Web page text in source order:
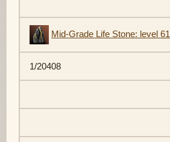
Mid-Grade Life Stone: level 61
1/20408